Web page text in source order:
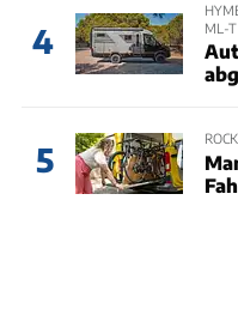
4
ML-
5